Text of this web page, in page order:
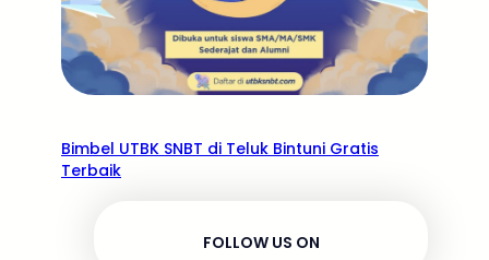
Bimbel UTBK SNBT di Teluk Bintuni Gratis
Terbaik
FOLLOW US ON